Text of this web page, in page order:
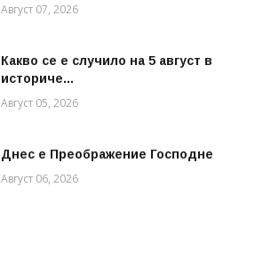
Август 07, 2026
Какво се е случило на 5 август в
историче...
Август 05, 2026
Днес е Преображение Господне
Август 06, 2026